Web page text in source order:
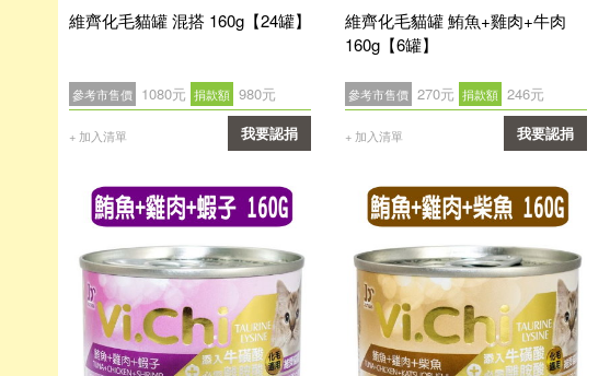
維齊化毛貓罐 混搭 160g【24罐】
參考市售價 1080元 捐款額 980元
+ 加入清單 我要認捐
維齊化毛貓罐 鮪魚+雞肉+牛肉
160g【6罐】
參考市售價 270元 捐款額 246元
+ 加入清單 我要認捐